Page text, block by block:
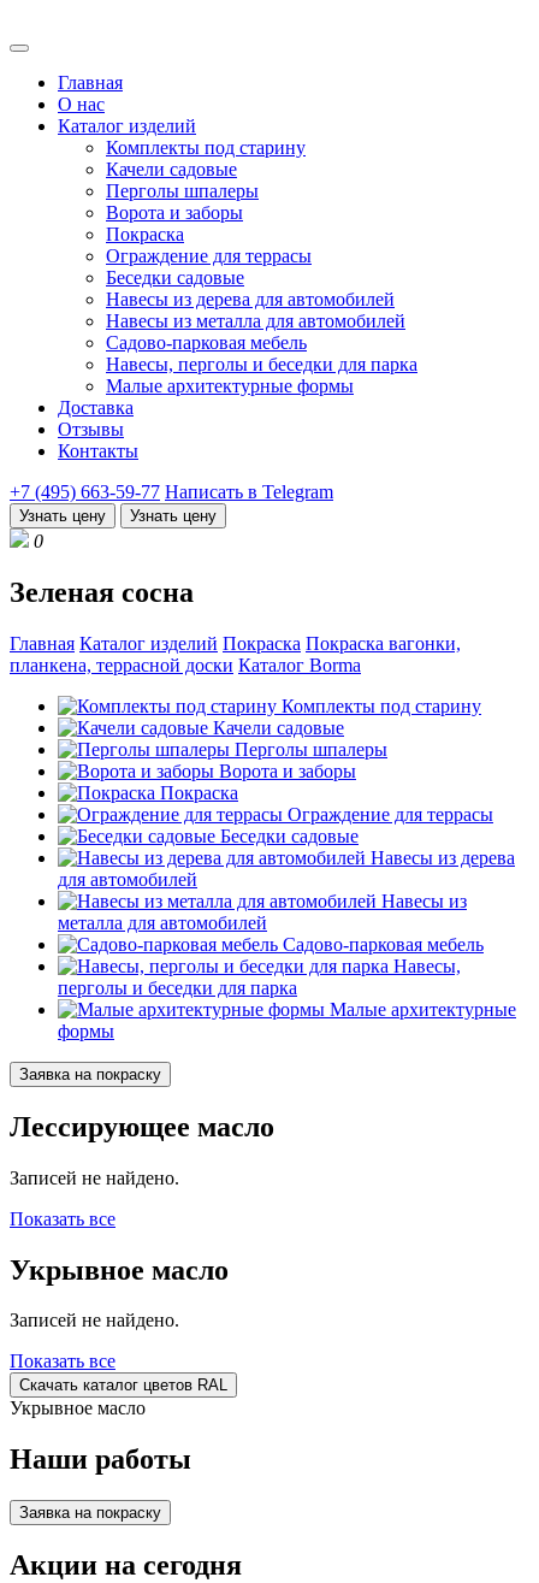
Главная
О нас
Каталог изделий
Комплекты под старину
Качели садовые
Перголы шпалеры
Ворота и заборы
Покраска
Ограждение для террасы
Беседки садовые
Навесы из дерева для автомобилей
Навесы из металла для автомобилей
Садово-парковая мебель
Навесы, перголы и беседки для парка
Малые архитектурные формы
Доставка
Отзывы
Контакты
+7 (495) 663-59-77 Написать в Telegram
Узнать цену Узнать цену
0
Зеленая сосна
Главная Каталог изделий Покраска Покраска вагонки,
планкена, террасной доски Каталог Borma
Комплекты под старину
Качели садовые
Перголы шпалеры
Ворота и заборы
Покраска
Ограждение для террасы
Беседки садовые
Навесы из дерева
для автомобилей
Навесы из
металла для автомобилей
Садово-парковая мебель
Навесы,
перголы и беседки для парка
Малые архитектурные
формы
Заявка на покраску
Лессирующее масло
Записей не найдено.
Показать все
Укрывное масло
Записей не найдено.
Показать все
Скачать каталог цветов RAL
Укрывное масло
Наши работы
Заявка на покраску
Акции на сегодня